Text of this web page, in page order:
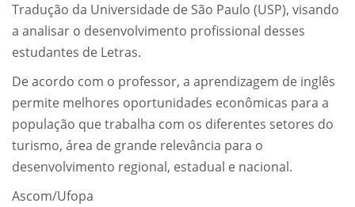
Tradução da Universidade de São Paulo (USP), visando
a analisar o desenvolvimento profissional desses
estudantes de Letras.
De acordo com o professor, a aprendizagem de inglês
permite melhores oportunidades econômicas para a
população que trabalha com os diferentes setores do
turismo, área de grande relevância para o
desenvolvimento regional, estadual e nacional.
Ascom/Ufopa